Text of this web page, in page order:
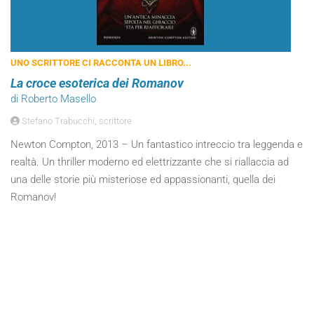
UNO SCRITTORE CI RACCONTA UN LIBRO...
La croce esoterica dei Romanov
di Roberto Masello
Stefano Trabucchi, scrittore
Newton Compton, 2013 – Un fantastico intreccio tra leggenda e
realtà. Un thriller moderno ed elettrizzante che si riallaccia ad
una delle storie più misteriose ed appassionanti, quella dei
Romanov!